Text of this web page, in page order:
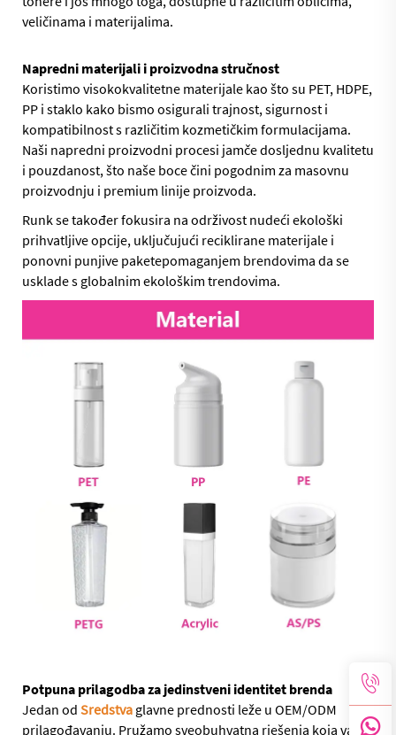
veličinama i materijalima.
Napredni materijali i proizvodna stručnost
Koristimo visokokvalitetne materijale kao što su PET, HDPE,
PP i staklo kako bismo osigurali trajnost, sigurnost i
kompatibilnost s različitim kozmetičkim formulacijama.
Naši napredni proizvodni procesi jamče dosljednu kvalitetu
i pouzdanost, što naše boce čini pogodnim za masovnu
proizvodnju i premium linije proizvoda.
Runk se također fokusira na održivost nudeći ekološki
prihvatljive opcije, uključujući reciklirane materijale i
ponovni punjive paketepomaganjem brendovima da se
usklade s globalnim ekološkim trendovima.
Potpuna prilagodba za jedinstveni identitet brenda
Jedan od Sredstva glavne prednosti leže u OEM/ODM
prilagođavanju. Pružamo sveobuhvatna rješenja koja vam